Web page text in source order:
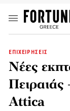
ΕΠΙΧΕΙΡΗΣΕΙΣ
Νέες
Attica